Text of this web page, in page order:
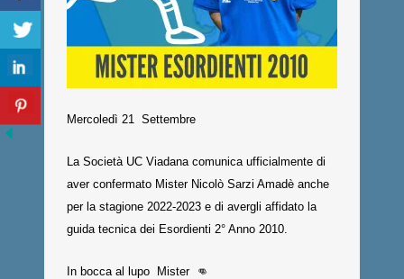
Mercoledì 21 Settembre
La Società UC Viadana comunica ufficialmente di
aver confermato Mister Nicolò Sarzi Amadè anche
per la stagione 2022-2023 e di avergli affidato la
guida tecnica dei Esordienti 2° Anno 2010.
In bocca al lupo Mister 👊